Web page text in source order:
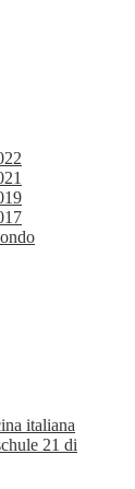
italiana
21 di